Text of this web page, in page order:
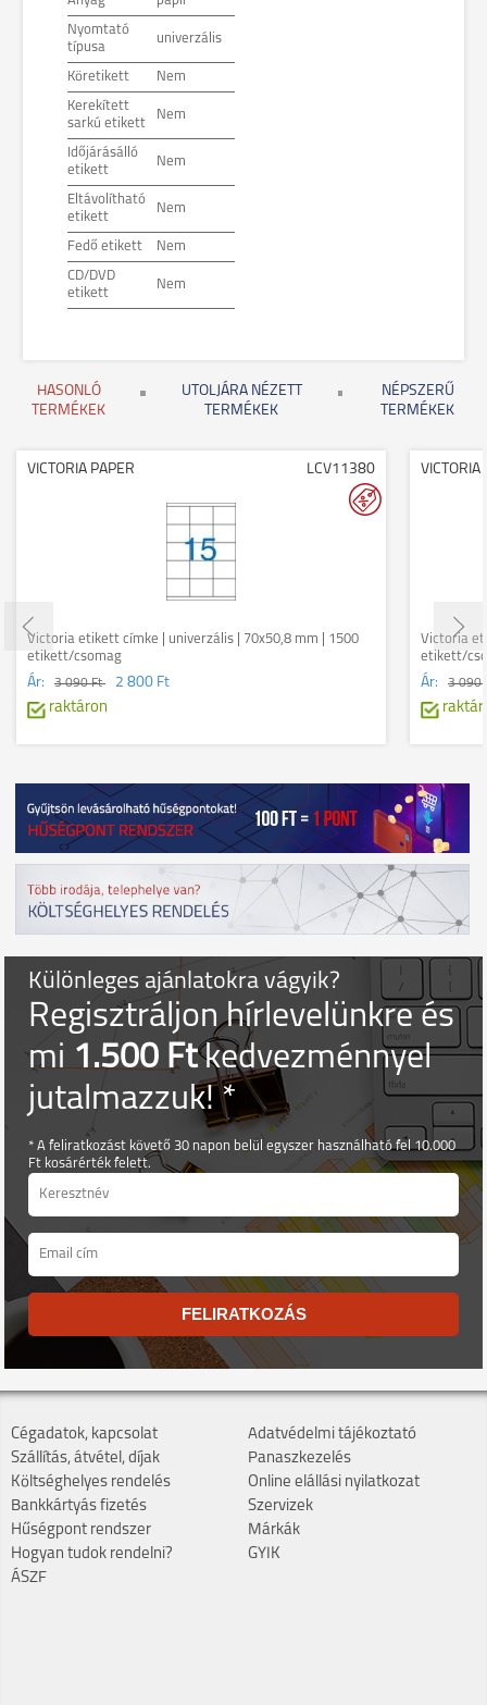
Nyomtató
típusa
univerzális
Köretikett Nem
Kerekített
sarkú etikett
Nem
Időjárásálló
etikett
Nem
Eltávolítható
etikett
Nem
Fedő etikett Nem
CD/DVD
etikett
Nem
HASONLÓ
TERMÉKEK
UTOLJÁRA NÉZETT
TERMÉKEK
NÉPSZERŰ
TERMÉKEK
VICTORIA PAPER LCV11380
Victoria etikett címke | univerzális | 70x50,8 mm | 1500
etikett/csomag
Ár: 3 090 Ft
2 800 Ft
raktáron
VICTORIA
Victoria
etikett/
Ár: 3 090
Különleges ajánlatokra vágyik?
Regisztráljon hírlevelünkre és
mi1.500 Ftkedvezménnyel
jutalmazzuk! *
* A feliratkozást követő 30 napon belül egyszer használható fel 10.000
Ft kosárérték felett.
FELIRATKOZÁS
Cégadatok, kapcsolat
Szállítás, átvétel, díjak
Költséghelyes rendelés
Bankkártyás fizetés
Hűségpont rendszer
Hogyan tudok rendelni?
ÁSZF
Adatvédelmi tájékoztató
Panaszkezelés
Online elállási nyilatkozat
Szervizek
Márkák
GYIK